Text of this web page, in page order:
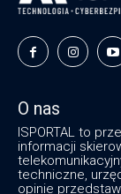
O nas
ISPORTAL to
informacji
techniczne,
opinie